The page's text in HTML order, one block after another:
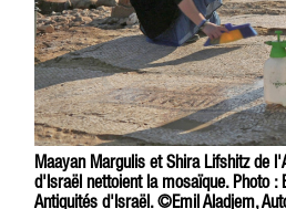
Maayan Margulis et Shira Lifshitz de
d'Israël nettoient la mosaïque. Photo :
Antiquités d'Israël. ©Emil Aladjem,